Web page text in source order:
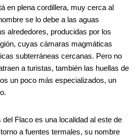
en plena cordillera, muy cerca al
se lo debe a las aguas
alrededores, producidas por los
cuyas cámaras magmáticas
subterráneas cercanas. Pero no
a turistas, también las huellas de
un poco más especializados, un
del Flaco es una localidad al este de
a fuentes termales, su nombre